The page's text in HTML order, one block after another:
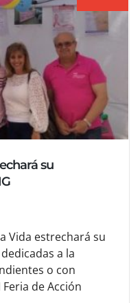
su
Vida estrechará su
a la
o con
de Acción